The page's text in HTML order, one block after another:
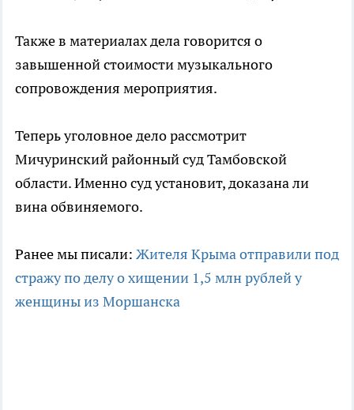
Также в материалах дела говорится о
завышенной стоимости музыкального
сопровождения мероприятия.
Теперь уголовное дело рассмотрит
Мичуринский районный суд Тамбовской
области. Именно суд установит, доказана ли
вина обвиняемого.
Ранее мы писали: Жителя Крыма отправили под
стражу по делу о хищении 1,5 млн рублей у
женщины из Моршанска